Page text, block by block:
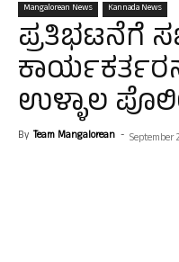
Mangalorean News Kannada News
ಪ್ರತಿಭಟನೆಗೆ
ಉಳ್ಳಾಲ
By Team Mangalorean - September